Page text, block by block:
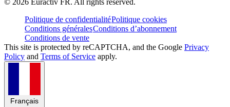
© 2026 Euractiv FR. All rights reserved.
Politique de confidentialitéPolitique cookies
Conditions généralesConditions d’abonnement
Conditions de vente
This site is protected by reCAPTCHA, and the Google Privacy
Policy and Terms of Service apply.
Français